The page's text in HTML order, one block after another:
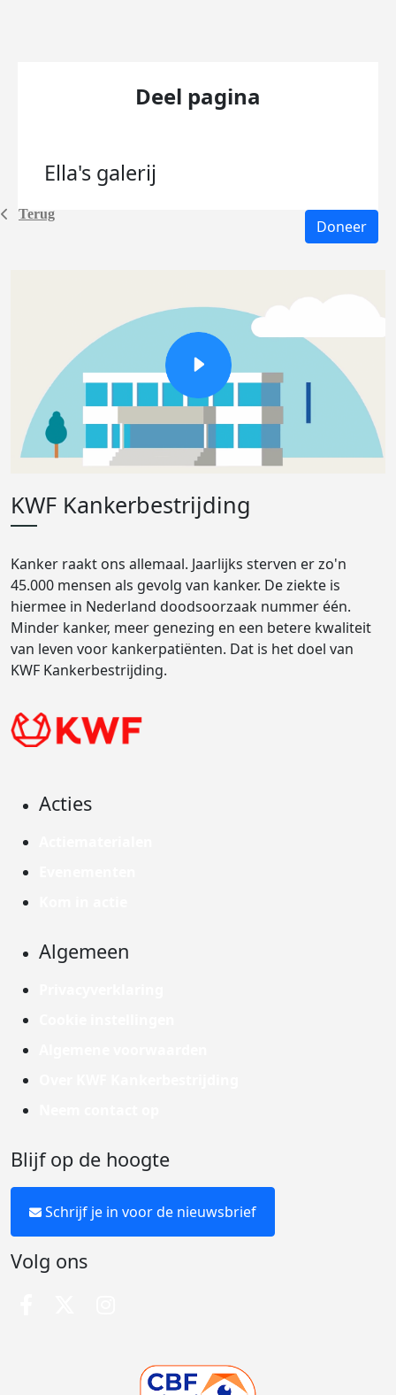
Terug
Deel pagina
Ella's galerij
Doneer
KWF Kankerbestrijding
Kanker raakt ons allemaal. Jaarlijks sterven er zo'n
45.000 mensen als gevolg van kanker. De ziekte is
hiermee in Nederland doodsoorzaak nummer één.
Minder kanker, meer genezing en een betere kwaliteit
van leven voor kankerpatiënten. Dat is het doel van
KWF Kankerbestrijding.
Acties
Algemeen
Blijf op de hoogte
Schrijf je in voor de nieuwsbrief
Volg ons